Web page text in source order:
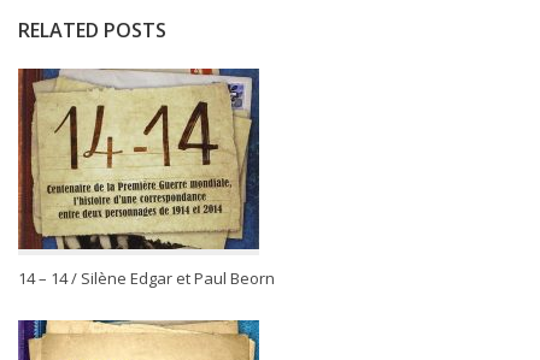
RELATED POSTS
14 – 14 / Silène Edgar et Paul Beorn